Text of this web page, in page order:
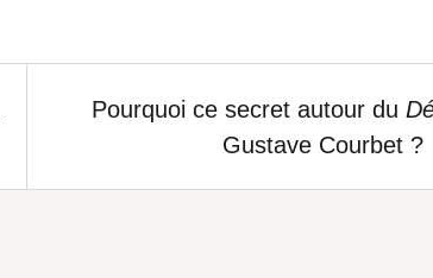
Pourquoi ce secret autour du
Gustave Courbet ?